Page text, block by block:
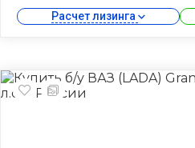
Расчет лизинга